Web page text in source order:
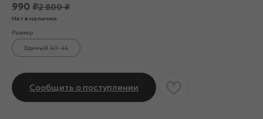
990 ₽2 800 ₽
Нет в наличии
Размер
Единый 40-44
Сообщить о поступлении